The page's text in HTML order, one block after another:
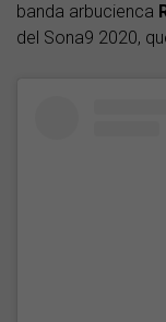
banda arbucienca
del Sona9 2020,